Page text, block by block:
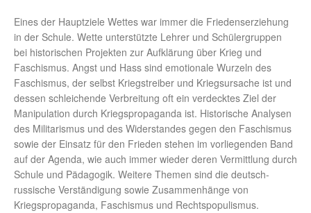
Eines der Hauptziele Wettes war immer die Friedenserziehung
in der Schule. Wette unterstützte Lehrer und Schülergruppen
bei historischen Projekten zur Aufklärung über Krieg und
Faschismus. Angst und Hass sind emotionale Wurzeln des
Faschismus, der selbst Kriegstreiber und Kriegsursache ist und
dessen schleichende Verbreitung oft ein verdecktes Ziel der
Manipulation durch Kriegspropaganda ist. Historische Analysen
des Militarismus und des Widerstandes gegen den Faschismus
sowie der Einsatz für den Frieden stehen im vorliegenden Band
auf der Agenda, wie auch immer wieder deren Vermittlung durch
Schule und Pädagogik. Weitere Themen sind die deutsch-
russische Verständigung sowie Zusammenhänge von
Kriegspropaganda, Faschismus und Rechtspopulismus.